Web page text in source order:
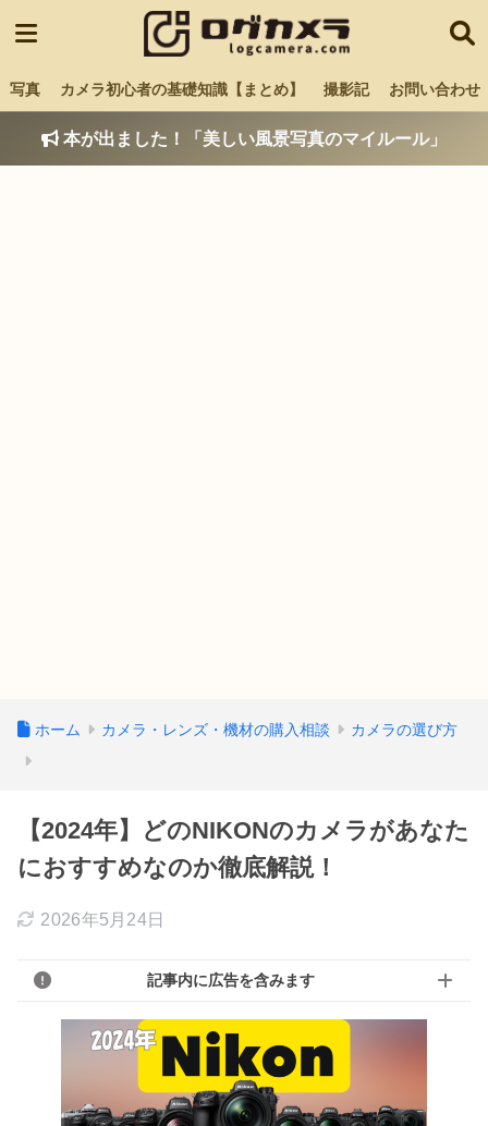
写真 カメラ初心者の基礎知識【まとめ】 撮影記 お問い合わせ
本が出ました！「美しい風景写真のマイルール」
ホーム カメラ・レンズ・機材の購入相談 カメラの選び方
【2024年】どのNIKONのカメラがあなた
におすすめなのか徹底解説！
2026年5月24日
記事内に広告を含みます